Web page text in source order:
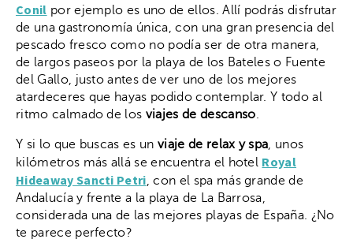
Conil por ejemplo es uno de ellos. Allí podrás disfrutar
de una gastronomía única, con una gran presencia del
pescado fresco como no podía ser de otra manera,
de largos paseos por la playa de los Bateles o Fuente
del Gallo, justo antes de ver uno de los mejores
atardeceres que hayas podido contemplar. Y todo al
ritmo calmado de los viajes de descanso.
Y si lo que buscas es un viaje de relax y spa, unos
kilómetros más allá se encuentra el hotel Royal
Hideaway Sancti Petri, con el spa más grande de
Andalucía y frente a la playa de La Barrosa,
considerada una de las mejores playas de España. ¿No
te parece perfecto?